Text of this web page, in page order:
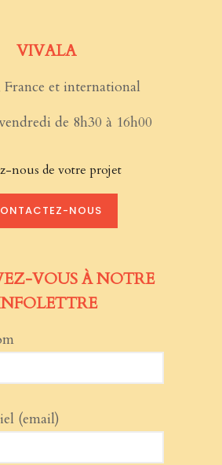
VIVALA
France et international
de 8h30 à 16h00
nous de votre projet
NOUS
VOUS À NOTRE
(email)